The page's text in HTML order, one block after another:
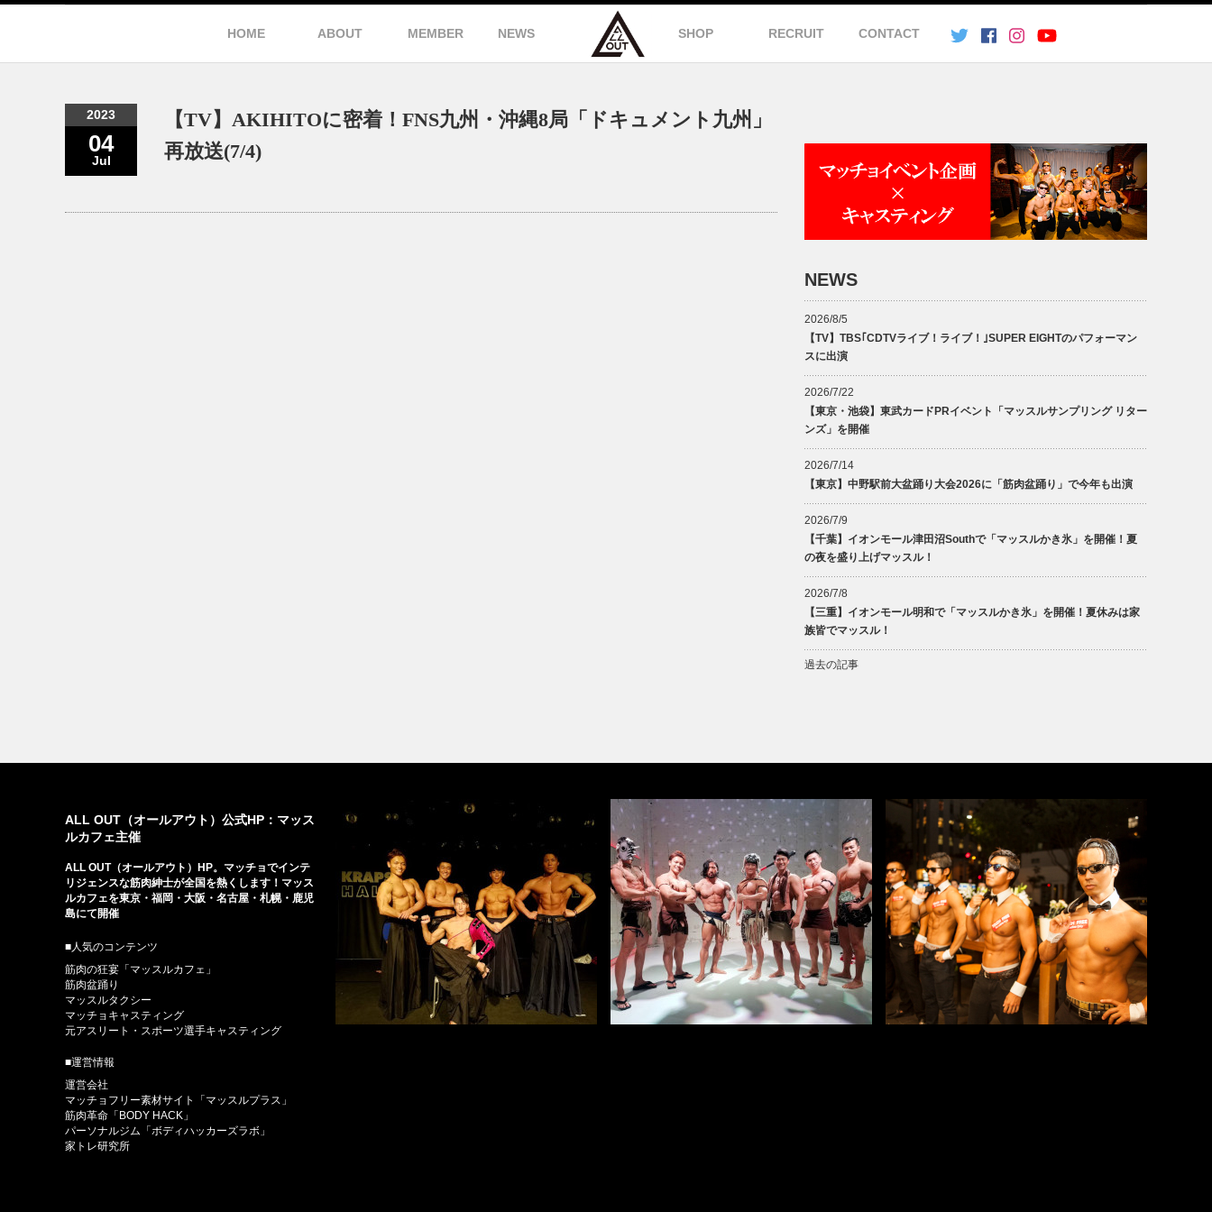
HOME ABOUT MEMBER NEWS SHOP RECRUIT CONTACT
2023
04
Jul
【TV】AKIHITOに密着！FNS九州・沖縄8局「ドキュメント九州」
再放送(7/4)
NEWS
2026/8/5
【TV】TBS｢CDTVライブ！ライブ！｣SUPER EIGHTのパフォーマン
スに出演
2026/7/22
【東京・池袋】東武カードPRイベント「マッスルサンプリング リター
ンズ」を開催
2026/7/14
【東京】中野駅前大盆踊り大会2026に「筋肉盆踊り」で今年も出演
2026/7/9
【千葉】イオンモール津田沼Southで「マッスルかき氷」を開催！夏
の夜を盛り上げマッスル！
2026/7/8
【三重】イオンモール明和で「マッスルかき氷」を開催！夏休みは家
族皆でマッスル！
過去の記事
ALL OUT（オールアウト）公式HP：マッス
ルカフェ主催
ALL OUT（オールアウト）HP。マッチョでインテ
リジェンスな筋肉紳士が全国を熱くします！マッス
ルカフェを東京・福岡・大阪・名古屋・札幌・鹿児
島にて開催
■人気のコンテンツ
筋肉の狂宴「マッスルカフェ」
筋肉盆踊り
マッスルタクシー
マッチョキャスティング
元アスリート・スポーツ選手キャスティング
■運営情報
運営会社
マッチョフリー素材サイト「マッスルプラス」
筋肉革命「BODY HACK」
パーソナルジム「ボディハッカーズラボ」
家トレ研究所